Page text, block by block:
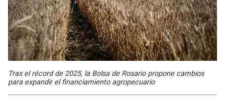
Tras el récord de 2025, la Bolsa de Rosario propone cambios
para expandir el financiamiento agropecuario